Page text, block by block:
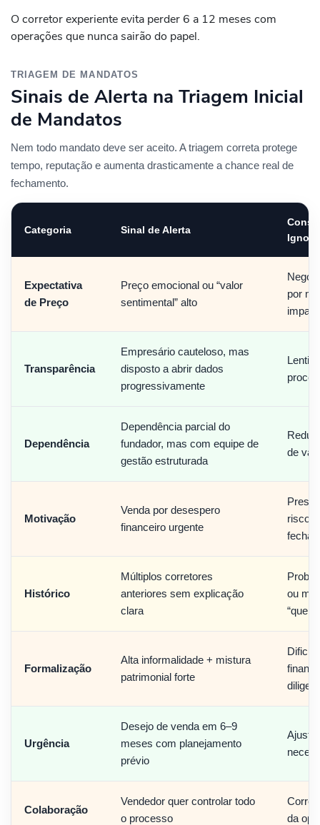
O corretor experiente evita perder 6 a 12 meses com
operações que nunca sairão do papel.
TRIAGEM DE MANDATOS
Sinais de Alerta na Triagem Inicial
de Mandatos
Nem todo mandato deve ser aceito. A triagem correta protege
tempo, reputação e aumenta drasticamente a chance real de
fechamento.
Categoria Sinal de Alerta
Expectativa
de Preço
Preço emocional ou “valor
sentimental” alto
por
Transparência
Empresário cauteloso, mas
disposto a abrir dados
progressivamente
Dependência
Dependência parcial do
fundador, mas com equipe de
gestão estruturada
de
Motivação
Venda por desespero
financeiro urgente
risco
Histórico
Múltiplos corretores
anteriores sem explicação
clara
ou
Formalização
Alta informalidade + mistura
patrimonial forte
Urgência
Desejo de venda em 6–9
meses com planejamento
prévio
Colaboração
Vendedor quer controlar todo
o processo
da